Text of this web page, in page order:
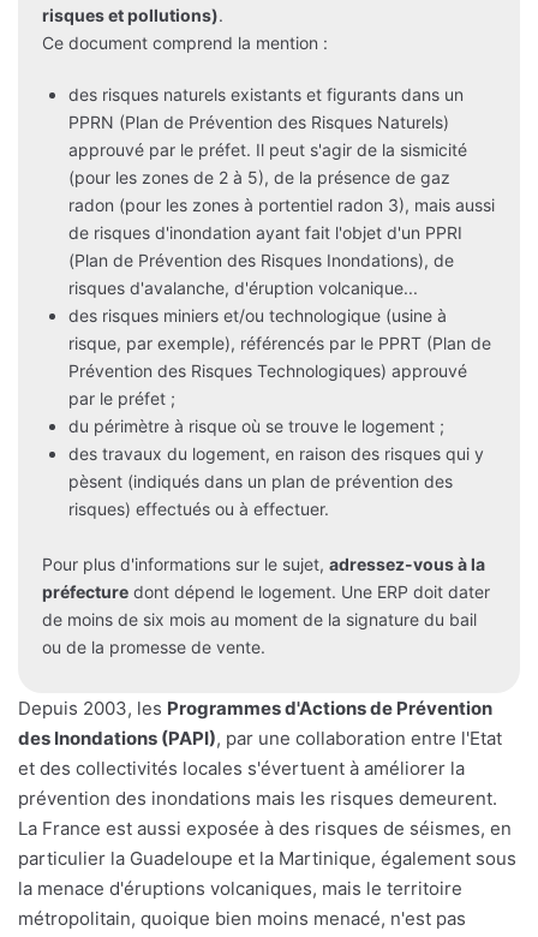
risques et pollutions).
Ce document comprend la mention :
des risques naturels existants et figurants dans un
PPRN (Plan de Prévention des Risques Naturels)
approuvé par le préfet. Il peut s'agir de la sismicité
(pour les zones de 2 à 5), de la présence de gaz
radon (pour les zones à portentiel radon 3), mais aussi
de risques d'inondation ayant fait l'objet d'un PPRI
(Plan de Prévention des Risques Inondations), de
risques d'avalanche, d'éruption volcanique...
des risques miniers et/ou technologique (usine à
risque, par exemple), référencés par le PPRT (Plan de
Prévention des Risques Technologiques) approuvé
par le préfet ;
du périmètre à risque où se trouve le logement ;
des travaux du logement, en raison des risques qui y
pèsent (indiqués dans un plan de prévention des
risques) effectués ou à effectuer.
Pour plus d'informations sur le sujet, adressez-vous à la
préfecture dont dépend le logement. Une ERP doit dater
de moins de six mois au moment de la signature du bail
ou de la promesse de vente.
Depuis 2003, les Programmes d'Actions de Prévention
des Inondations (PAPI), par une collaboration entre l'Etat
et des collectivités locales s'évertuent à améliorer la
prévention des inondations mais les risques demeurent.
La France est aussi exposée à des risques de séismes, en
particulier la Guadeloupe et la Martinique, également sous
la menace d'éruptions volcaniques, mais le territoire
métropolitain, quoique bien moins menacé, n'est pas